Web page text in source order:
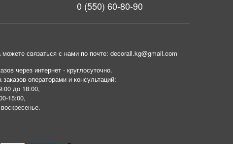
0 (550) 60-80-90
можете связаться с нами по почте: decorall.kg@gmail.com
через интернет - круглосуточно.
заказов операторами и консультаций:
до 18:00,
15:00,